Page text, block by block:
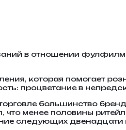
в отношении
которая помогает
процветание в
большинство
менее половины
следующих двенадцати